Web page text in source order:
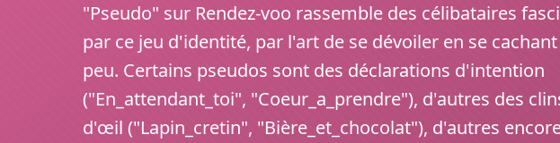
"Pseudo" sur Rendez-voo rassemble des célibataires
par ce jeu d'identité, par l'art de se dévoiler en se
peu. Certains pseudos sont des déclarations d'intention
("En_attendant_toi", "Coeur_a_prendre"), d'autres des
d'œil ("Lapin_cretin", "Bière_et_chocolat"), d'autres